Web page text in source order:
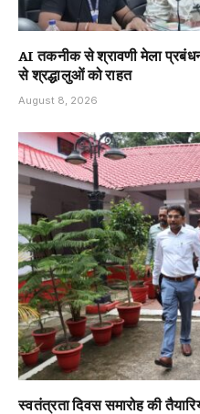
AI तकनीक से श्रावणी मेला
से श्रद्धालुओं को राहत
August 8, 2026
स्वतंत्रता दिवस समारोह की